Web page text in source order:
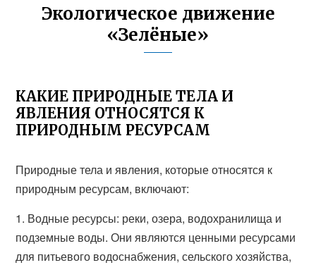
Экологическое движение
«Зелёные»
КАКИЕ ПРИРОДНЫЕ ТЕЛА И
ЯВЛЕНИЯ ОТНОСЯТСЯ К
ПРИРОДНЫМ РЕСУРСАМ
Природные тела и явления, которые относятся к
природным ресурсам, включают:
1. Водные ресурсы: реки, озера, водохранилища и
подземные воды. Они являются ценными ресурсами
для питьевого водоснабжения, сельского хозяйства,